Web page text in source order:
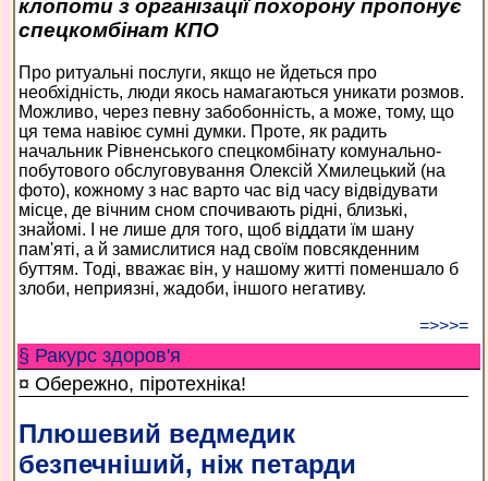
клопоти з організації похорону пропонує
спецкомбінат КПО
Про ритуальні послуги, якщо не йдеться про
необхідність, люди якось намагаються уникати розмов.
Можливо, через певну забобонність, а може, тому, що
ця тема навіює сумні думки. Проте, як радить
начальник Рівненського спецкомбінату комунально-
побутового обслуговування Олексій Хмилецький (на
фото), кожному з нас варто час від часу відвідувати
місце, де вічним сном спочивають рідні, близькі,
знайомі. І не лише для того, щоб віддати їм шану
пам'яті, а й замислитися над своїм повсякденним
буттям. Тоді, вважає він, у нашому житті поменшало б
злоби, неприязні, жадоби, іншого негативу.
=>>>=
§ Ракурс здоров'я
¤ Обережно, піротехніка!
Плюшевий ведмедик
безпечніший, ніж петарди